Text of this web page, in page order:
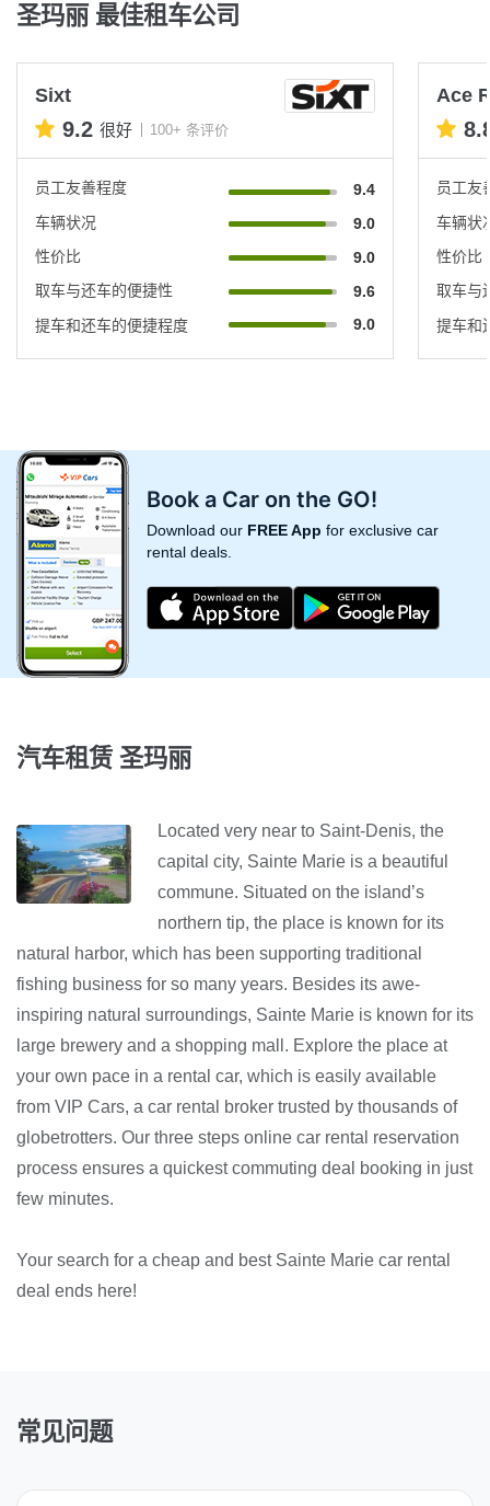
圣玛丽 最佳租车公司
Sixt
9.2 很好 100+ 条评价
员工友善程度
9.4
车辆状况
9.0
性价比
9.0
取车与还车的便捷性
9.6
提车和还车的便捷程度
9.0
Ace
员工友
车辆状
性价比
取车与
提车和
Book a Car on the GO!
Download our FREE App for exclusive car
rental deals.
汽车租赁 圣玛丽
Located very near to Saint-Denis, the
capital city, Sainte Marie is a beautiful
commune. Situated on the island’s
northern tip, the place is known for its
natural harbor, which has been supporting traditional
fishing business for so many years. Besides its awe-
inspiring natural surroundings, Sainte Marie is known for its
large brewery and a shopping mall. Explore the place at
your own pace in a rental car, which is easily available
from VIP Cars, a car rental broker trusted by thousands of
globetrotters. Our three steps online car rental reservation
process ensures a quickest commuting deal booking in just
few minutes.
Your search for a cheap and best Sainte Marie car rental
deal ends here!
常见问题